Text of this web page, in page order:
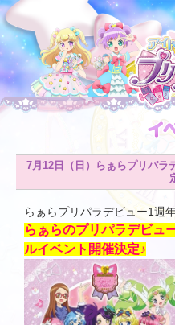
7月12日（日）らぁらプリパラ
らぁらプリパラデビュー1週
らぁらのプリパラデビュ
ルイベント開催決定♪